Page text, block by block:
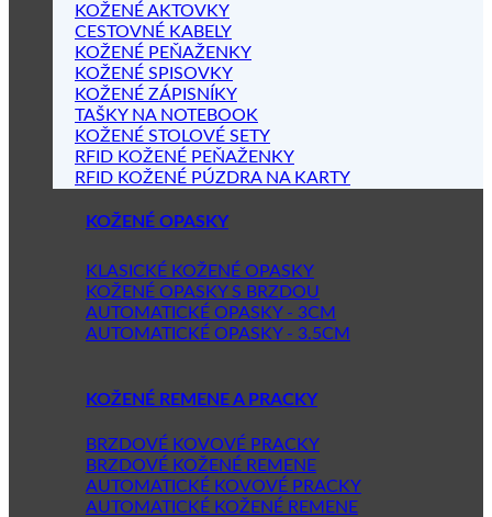
KOŽENÉ AKTOVKY
CESTOVNÉ KABELY
KOŽENÉ PEŇAŽENKY
KOŽENÉ SPISOVKY
KOŽENÉ ZÁPISNÍKY
TAŠKY NA NOTEBOOK
KOŽENÉ STOLOVÉ SETY
RFID KOŽENÉ PEŇAŽENKY
RFID KOŽENÉ PÚZDRA NA KARTY
KOŽENÉ OPASKY
KLASICKÉ KOŽENÉ OPASKY
KOŽENÉ OPASKY S BRZDOU
AUTOMATICKÉ OPASKY - 3CM
AUTOMATICKÉ OPASKY - 3.5CM
KOŽENÉ REMENE A PRACKY
BRZDOVÉ KOVOVÉ PRACKY
BRZDOVÉ KOŽENÉ REMENE
AUTOMATICKÉ KOVOVÉ PRACKY
AUTOMATICKÉ KOŽENÉ REMENE